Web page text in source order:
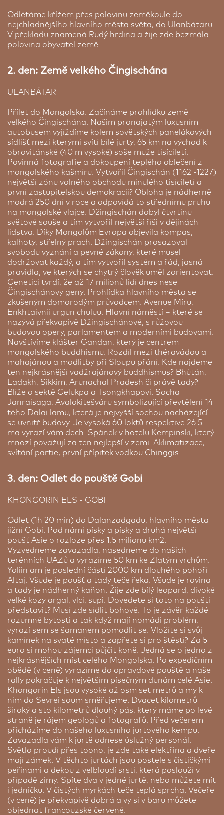
Kempinski hotel Khaan Palace ★★★★★
Ulánbátar | 2 noci
Žádný tu nebyl. S příchodem Kempinski se
všechno změnilo a také metropole Mongolska má
hoteliéři ze sítě Kempinski pojmenovali hotel
název daří naplňovat. Je pravdou, že starý chán
dával přednost jurtě a jízdě na koni, ale moderní
turista si luxus občas rád dopřeje. 99 pokojů
garantuje atmosféru menšího hotelu. Pokoje jsou
špičkově vybavené tak jak byste od resortu tohoto
typu očekávali. Z restaurací doporučujeme Tenger,
ale pokud jste skuteční gurmáni tak si objednejte
nejpopulárnější mongolské jídlo Tsuivan,
Khuushuur & Buuz jsou nejpopulárnější jídla
Mongolska v kombinaci s lokálním pivem a na
závěr slaný mongolský čaj.
Jurty v poušti Gobi
Poušť Gobi | 2 noci
Mongolské 2 až 4 lůžkové jurty. Být v Mongolsku a
nespat v typické jurtě by byla obrovská škoda. V
táborech v Gobi najdete i velkou, komunální jurtu /
budovu, kde se podává jídlo a můžete se zde
najíst, koupit si vychlazené pivo nebo si jen
posedět u mongolských společenských her. V
rámci tábora jsou k dispozici 2 až 4 - lůžkové
turistické jurty, které jsou kvalitní a nemusíte se
na odložení zavazadel. Součástí jurty je i
zástrčka na nabíjení elektronických zařízení.
centrální jurtě / budově. Součástí jurty není WC
ani koupelna, ale najdete je pár metrů od jurt na
místech k tomu určených. Sociální zařízení jsou
čisté.
Hotel v Olgii ★
Olgia | 2 noci
Ubytování v Olgii je zajištěno v místním
jednoduchém hotelu. K dispozici jsou samostatné
pokoje s vlastním sociálním zařízením a velmi
pomalým připojením na internet. Pokoje jsou
jednoduše zařízené se spoustou nedokonalostí a
chybějících drobností. Jistě rychle pochopíte, že z
Mongolů by nebyly dobří bytový designéři.
Rozhodně to bude příjemné zpestření naší
expediční části, které nám poskytne vyšší komfort.
Součástí ubytování je snídaně.
Váš vlastní pokoj během celého zájezdu.
Pokud se přihlásíte na zájezd s žádostí na
SEN nemůže ručit za absolvování zájezdu
doubytovanou osobou. Pokud druhá osoba na
zájezd nepocestuje, bude v rámci doplatku nutné
uhradit příplatek za 1/1 pokoj.
Cena od:7 800 Kč
Odlétáme křížem přes polovinu zeměkoule do
nejchladnějšího hlavního města světa, do Ulanbátaru.
V překladu znamená Rudý hrdina a žije zde bezmála
polovina obyvatel země.
2. den: Země velkého Čingischána
ULANBÁTAR
Přílet do Mongolska. Začínáme prohlídku země
velkého Čingischána. Našim pronajatým luxusním
autobusem vyjíždíme kolem sovětských panelákových
sídlišť mezi kterými svítí bílé jurty, 65 km na východ k
obrovitánské (40 m vysoké) soše muže tisíciletí.
Povinná fotografie a dokoupení teplého oblečení z
mongolského kašmíru. Vytvořil Čingischán (1162 -1227)
největší zónu volného obchodu minulého tisíciletí a
první zastupitelskou demokracii? Obloha je nádherně
modrá 250 dní v roce a odpovídá to střednímu pruhu
na mongolské vlajce. Džingischán dobyl čtvrtinu
světové souše a tím vytvořil největší říši v dějinách
lidstva. Díky Mongolům Evropa objevila kompas,
kalhoty, střelný prach. Džingischán prosazoval
svobodu vyznání a pevné zákony, které musel
dodržovat každý, a tím vytvořil systém a řád, jasná
pravidla, ve kterých se chytrý člověk uměl zorientovat.
Genetici tvrdí, že až 17 milionů lidí dnes nese
Čingischánovy geny. Prohlídka hlavního města se
zkušeným domorodým průvodcem. Avenue Míru,
Enkhtaivnii urgun chuluu. Hlavní náměstí – které se
nazývá překvapivě Džingischánové, s růžovou
budovou opery, parlamentem a moderními budovami.
Navštívíme klášter Gandan, který je centrem
mongolského buddhismu. Rozdíl mezi théravádou a
mahajánou a modlitby při Sloupu přání. Kde najdeme
ten nejkrásnější vadžrajánový buddhismus? Bhútán,
Ladakh, Sikkim, Arunachal Pradesh či právě tady?
Blíže o sektě Gelukpa a Tsongkhapovi. Socha
Janraisaga, Avalokitešváru symbolizující převtělení 14
tého Dalai lamu, která je nejvyšší sochou nacházející
se uvnitř budovy. Je vysoká 60 loktů respektive 26.5
ma vyrazí vám dech. Spánek v hotelu Kempinski, který
mnozí považují za ten nejlepší v zemi. Aklimatizace,
svítání partie, první přípitek vodkou Chinggis.
3. den: Odlet do pouště Gobi
KHONGORIN ELS - GOBI
Odlet (1h 20 min) do Dalanzadgadu, hlavního města
jižní Gobi. Pod námi písky a písky a druhá největší
poušť Asie o rozloze přes 1.5 milionu km2.
Vyzvedneme zavazadla, nasedneme do našich
terénních UAZů a vyrazíme 50 km ke Zlatým vrchům.
Yoliin am je poslední částí 2000 km dlouhého pohoří
Altaj. Všude je poušť a tady teče řeka. Všude je rovina
a tady je nádherný kaňon. Žije zde bílý leopard, divoké
velké kozy argal, vlci, supi. Dovedete si toto na poušti
představit? Musí zde sídlit bohové. To je závěr každé
rozumné bytosti a tak když mají nomádi problém,
vyrazí sem se šamanem pomodlit se. Vložíte si svůj
kamínek na svaté místo a zapřete si pro štěstí? Za 5
euro si mohou zájemci půjčit koně. Jedná se o jedno z
nejkrásnějších míst celého Mongolska. Po expedičním
obědě (v ceně) vyrazíme do opravdové pouště a naše
rally pokračuje k největším písečným dunám celé Asie.
Khongorin Els jsou vysoké až osm set metrů a my k
nim do Sevrei soum směřujeme. Dvacet kilometrů
široký a sto kilometrů dlouhý pás, který máme po levé
straně je rájem geologů a fotografů. Před večerem
přicházíme do našeho luxusního jurtového kempu.
Zavazadla vám k jurtě odnese úslužný personál.
Světlo proudí přes toono, je zde také elektřina a dveře
mají zámek. V těchto jurtách jsou postele s čističkými
peřinami a dekou z velbloudí srsti, která poslouží v
případě zimy. Spíte dva v jedné jurtě, nebo můžete mít
i jedničku. V čistých myrkách teče teplá sprcha. Večeře
(v ceně) je překvapivě dobrá a vy si v baru můžete
objednat francouzské červené.